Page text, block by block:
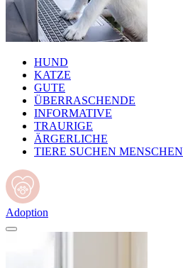
HUND
KATZE
GUTE
ÜBERRASCHENDE
INFORMATIVE
TRAURIGE
ÄRGERLICHE
TIERE SUCHEN MENSCHEN
Adoption